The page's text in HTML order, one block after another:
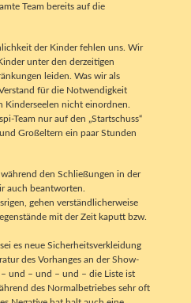
Team bereits auf die
der Kinder fehlen uns. Wir
unter den derzeitigen
leiden. Was wir als
für die Notwendigkeit
Kinderseelen nicht einordnen.
Team nur auf den „Startschuss“
Großeltern ein paar Stunden
den Schließungen in der
auch beantworten.
gehen verständlicherweise
mit der Zeit kaputt bzw.
es neue Sicherheitsverkleidung
des Vorhanges an der Show-
und – und – und – die Liste ist
des Normalbetriebes sehr oft